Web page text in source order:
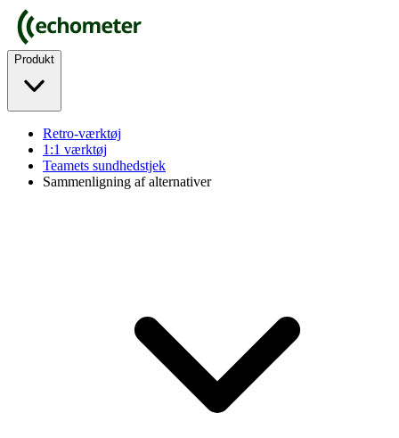
Produkt
Retro-værktøj
1:1 værktøj
Teamets sundhedstjek
Sammenligning af alternativer